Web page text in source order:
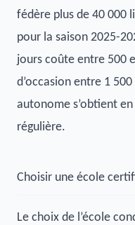
fédère plus de 40 000
pour la saison 2025-
jours coûte entre 500
d’occasion entre 1
autonome s’obtient
régulière.
Choisir une école
Le choix de l’école